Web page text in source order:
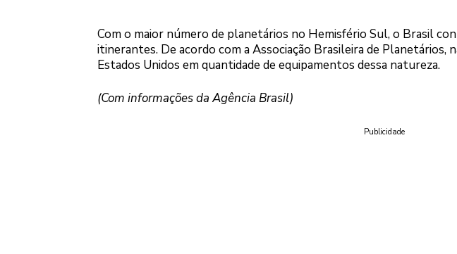
Com o maior número de planetários no Hemisfério Sul, o Brasil
itinerantes. De acordo com a Associação Brasileira de Planetários,
Estados Unidos em quantidade de equipamentos dessa natureza.
(Com informações da Agência Brasil)
Publicidade